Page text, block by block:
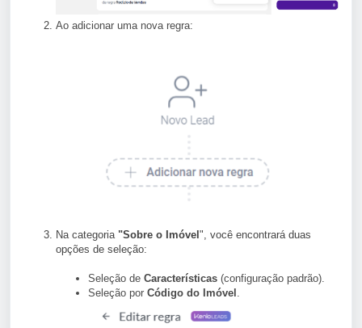
Ao adicionar uma nova regra:
Na categoria"Sobre o Imóvel ", você encontrará duas
opções de seleção:
Seleção de Características (configuração padrão).
Seleção por Código do Imóvel .